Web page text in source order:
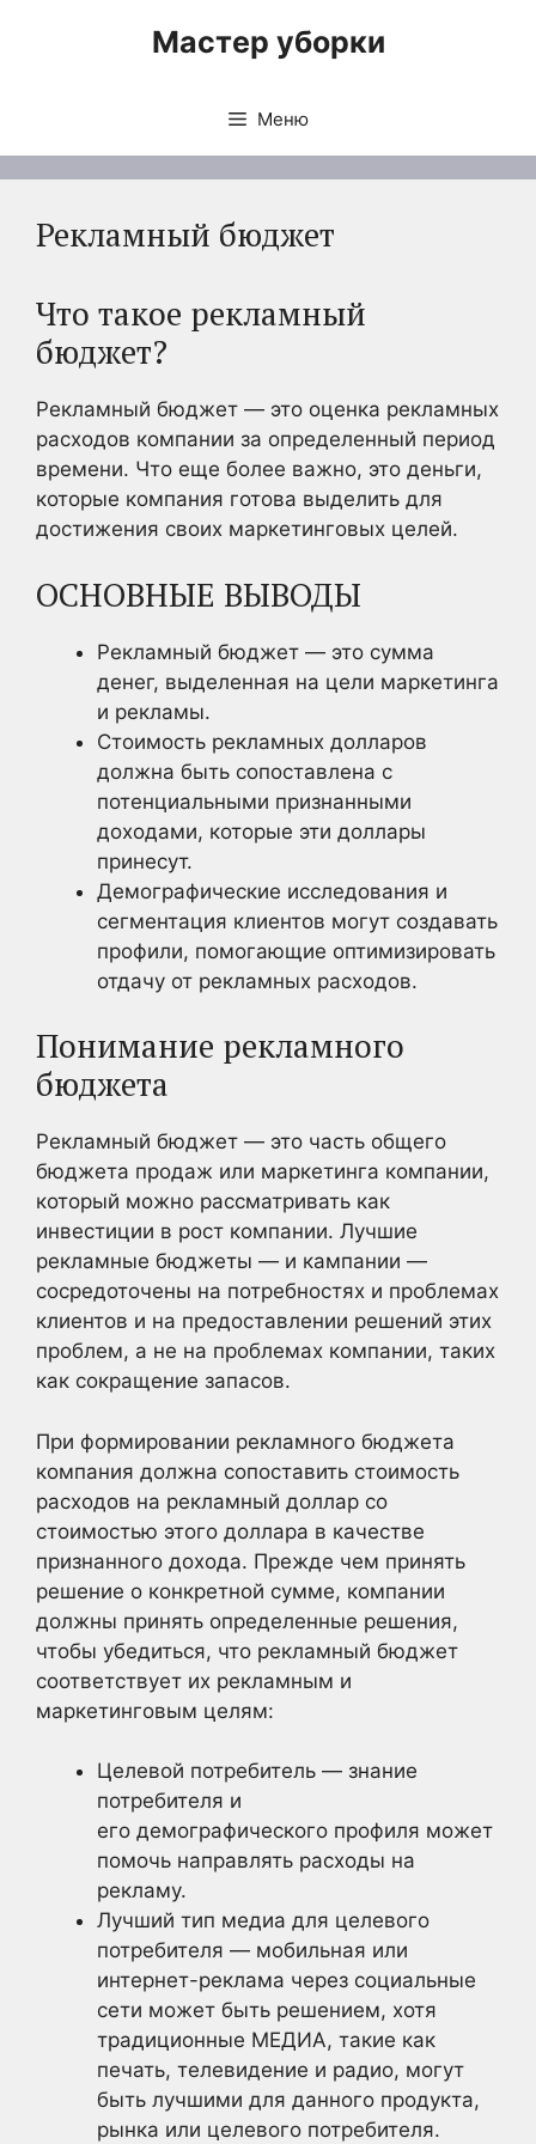
Мастер уборки
Меню
Рекламный бюджет
Что такое рекламный
бюджет?
Рекламный бюджет — это оценка рекламных
расходов компании за определенный период
времени. Что еще более важно, это деньги,
которые компания готова выделить для
достижения своих маркетинговых целей.
ОСНОВНЫЕ ВЫВОДЫ
Рекламный бюджет — это сумма
денег, выделенная на цели маркетинга
и рекламы.
Стоимость рекламных долларов
должна быть сопоставлена с
потенциальными признанными
доходами, которые эти доллары
принесут.
Демографические исследования и
сегментация клиентов могут создавать
профили, помогающие оптимизировать
отдачу от рекламных расходов.
Понимание рекламного
бюджета
Рекламный бюджет — это часть общего
бюджета продаж или маркетинга компании,
который можно рассматривать как
инвестиции в рост компании. Лучшие
рекламные бюджеты — и кампании —
сосредоточены на потребностях и проблемах
клиентов и на предоставлении решений этих
проблем, а не на проблемах компании, таких
как сокращение запасов.
При формировании рекламного бюджета
компания должна сопоставить стоимость
расходов на рекламный доллар со
стоимостью этого доллара в качестве
признанного дохода. Прежде чем принять
решение о конкретной сумме, компании
должны принять определенные решения,
чтобы убедиться, что рекламный бюджет
соответствует их рекламным и
маркетинговым целям:
Целевой потребитель — знание
потребителя и
его демографического профиля может
помочь направлять расходы на
рекламу.
Лучший тип медиа для целевого
потребителя — мобильная или
интернет-реклама через социальные
сети может быть решением, хотя
традиционные МЕДИА, такие как
печать, телевидение и радио, могут
быть лучшими для данного продукта,
рынка или целевого потребителя.